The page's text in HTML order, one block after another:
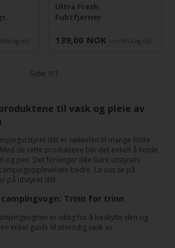
og toll
Ultra Fresh
Fuktfjerner
139,00 NOK incl MVA og toll
Side 1/1
til vask og pleie av
ditt er nøkkelen til mange flotte
de rette produktene blir det enkelt å holde
og pen. Det forlenger ikke bare utstyrets
bedre. La oss se på
på utstyret ditt.
Trinn for trinn
er viktig for å beskytte den og
enkel guide til utvendig vask av